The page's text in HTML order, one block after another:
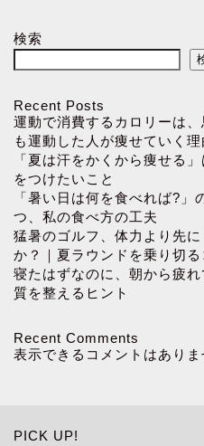
検索
Recent Posts
運動で消費するカロリーは
も運動した人が痩せていく理
「夏は汗をかくから痩せる
をつけたいこと
「暑い日は何を食べれば?
つ、私の食べ方の工夫
猛暑のゴルフ、体力より先
か？｜夏ラウンドを乗り切
寝たはずなのに、朝から疲
質を整えるヒント
Recent Comments
表示できるコメントはありま
PICK UP!